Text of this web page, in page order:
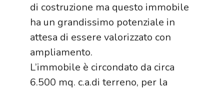
di costruzione ma questo immobile
ha un grandissimo potenziale in
attesa di essere valorizzato con
ampliamento.
L’immobile è circondato da circa
6.500 mq. c.a.di terreno, per la